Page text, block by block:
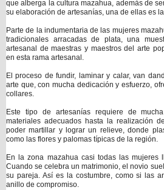
que alberga la cultura mazahua, además de
su elaboración de artesanías, una de ellas es
Parte de la indumentaria de las mujeres
tradicionales arracadas de plata, una
artesanal de maestras y maestros del arte
en esta rama artesanal.
El proceso de fundir, laminar y calar, van
arte que, con mucha dedicación y esfuerzo,
collares.
Este tipo de artesanías requiere de
materiales adecuados hasta la realización
poder martillar y lograr un relieve, donde
como las flores y palomas típicas de la región.
En la zona mazahua casi todas las mujeres
Cuando se celebra un matrimonio, el novio
su pareja. Así es la costumbre, como si las
anillo de compromiso.